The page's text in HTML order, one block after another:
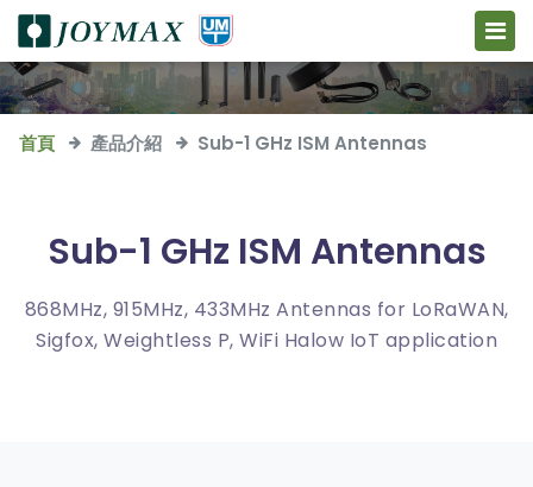
首頁 產品介紹 Sub-1 GHz ISM Antennas
Sub-1 GHz ISM Antennas
868MHz, 915MHz, 433MHz Antennas for LoRaWAN,
Sigfox, Weightless P, WiFi Halow IoT application